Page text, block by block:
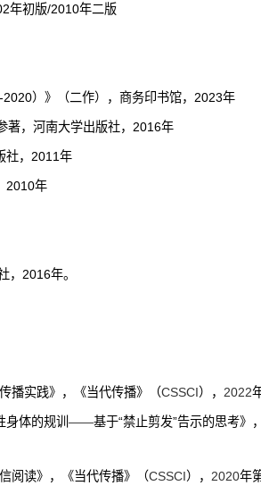
年初版/2010年二版
2020）》（二作），商务印书馆， 2023年
，河南大学出版社， 2016年
， 2011年
2010年
， 2016年。
播实践》，《当代传播》（CSSCI） ， 2022
体的规训 ——基于“禁止剪发”告示的思考》
阅读》，《当代传播》（CSSCI） ， 2020年